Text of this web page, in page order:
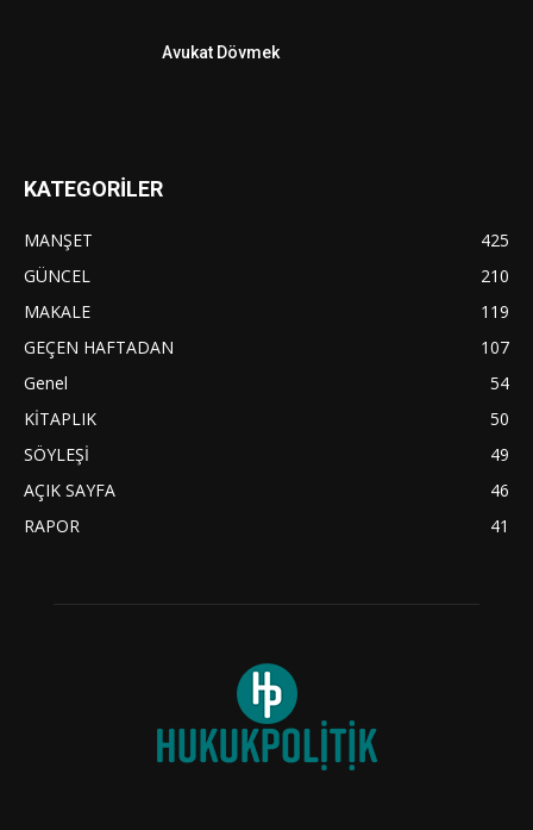
Avukat Dövmek
KATEGORİLER
MANŞET
425
GÜNCEL
210
MAKALE
119
GEÇEN HAFTADAN
107
Genel
54
KİTAPLIK
50
SÖYLEŞİ
49
AÇIK SAYFA
46
RAPOR
41